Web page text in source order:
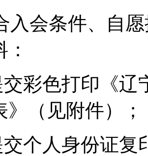
入会条件、自
彩色打印《辽
》（见附件）；
个人身份证复